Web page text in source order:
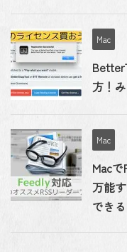
Mac
方！
Mac
Mac
万能
できる